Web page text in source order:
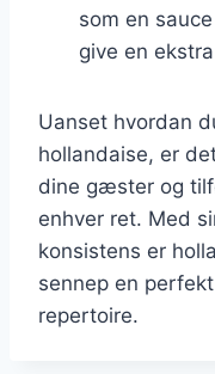
som en
give en
Uanset hvordan
hollandaise, er
dine gæster og
enhver ret. Med
konsistens er
sennep en
repertoire.